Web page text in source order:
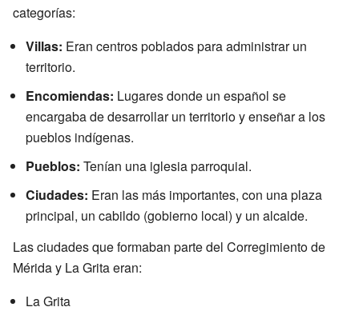
categorías:
Villas: Eran centros poblados para administrar un
territorio.
Encomiendas: Lugares donde un español se
encargaba de desarrollar un territorio y enseñar a los
pueblos indígenas.
Pueblos: Tenían una iglesia parroquial.
Ciudades: Eran las más importantes, con una plaza
principal, un cabildo (gobierno local) y un alcalde.
Las ciudades que formaban parte del Corregimiento de
Mérida y La Grita eran:
La Grita